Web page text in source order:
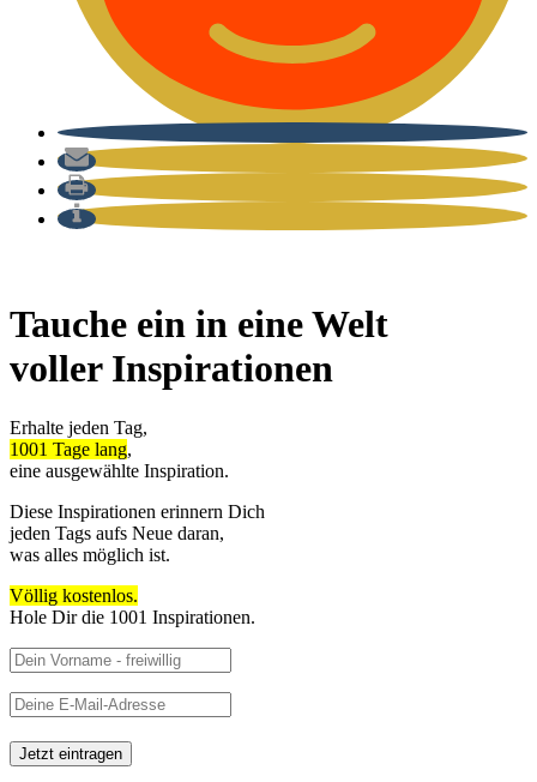
Tauche ein in eine Welt
voller Inspirationen
Erhalte jeden Tag,
1001 Tage lang,
eine ausgewählte Inspiration.
Diese Inspirationen erinnern Dich
jeden Tags aufs Neue daran,
was alles möglich ist.
Völlig kostenlos.
Hole Dir die 1001 Inspirationen.